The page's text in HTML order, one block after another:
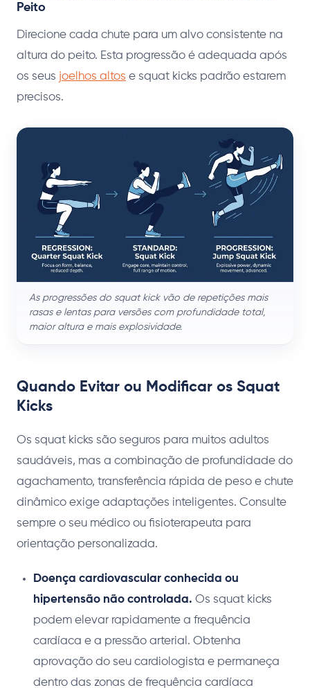
Peito
Direcione cada chute para um alvo consistente na
altura do peito. Esta progressão é adequada após
os seus joelhos altos e squat kicks padrão estarem
precisos.
As progressões do squat kick vão de repetições mais
rasas e lentas para versões com profundidade total,
maior altura e mais explosividade.
Quando Evitar ou Modificar os Squat
Kicks
Os squat kicks são seguros para muitos adultos
saudáveis, mas a combinação de profundidade do
agachamento, transferência rápida de peso e chute
dinâmico exige adaptações inteligentes. Consulte
sempre o seu médico ou fisioterapeuta para
orientação personalizada.
Doença cardiovascular conhecida ou
hipertensão não controlada. Os squat kicks
podem elevar rapidamente a frequência
cardíaca e a pressão arterial. Obtenha
aprovação do seu cardiologista e permaneça
dentro das zonas de frequência cardíaca